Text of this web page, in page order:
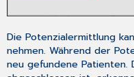
Die Potenzialermittlung
nehmen. Während der
neu gefundene Patienten.